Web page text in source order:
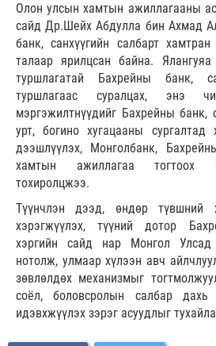
Олон улсын хамтын ажиллагааны
сайд Др.Шейх Абдулла бин Ахмад
банк, санхүүгийн салбарт
талаар ярилцсан байна.
туршлагатай Бахрейны банк,
туршлагаас суралцах, энэ
мэргэжилтнүүдийг Бахрейны банк,
урт, богино хугацааны сургалтад
дээшлүүлэх, Монголбанк,
хамтын ажиллагаа тогтоох
тохиролцжээ.
Түүнчлэн дээд, өндөр түвшний
хэрэгжүүлэх, түүний дотор
хэргийн сайд нар Монгол Улсад
нотолж, улмаар хүлээн авч
зөвлөлдөх механизмыг
соёл, боловсролын салбар дахь
идэвхжүүлэх зэрэг асуудлыг